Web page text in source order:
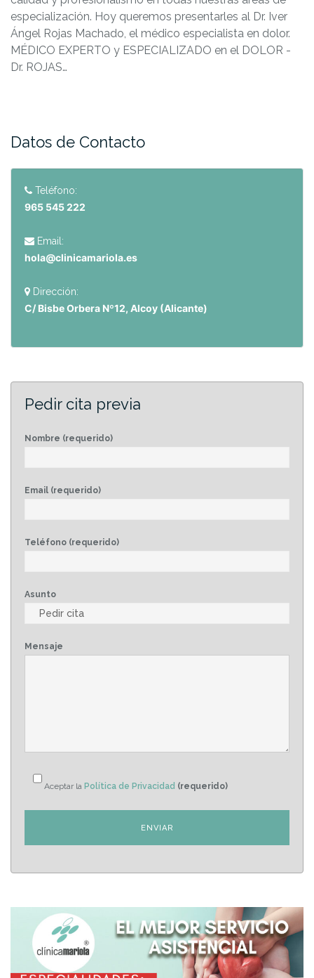
especialización. Hoy queremos presentarles al Dr. Iver
Ángel Rojas Machado, el médico especialista en dolor.
MÉDICO EXPERTO y ESPECIALIZADO en el DOLOR -
Dr. ROJAS…
Datos de Contacto
Teléfono:
965 545 222
Email:
hola@clinicamariola.es
Dirección:
C/ Bisbe Orbera Nº12, Alcoy (Alicante)
Pedir cita previa
Nombre (requerido)
Email (requerido)
Teléfono (requerido)
Asunto
Mensaje
Aceptar la Política de Privacidad (requerido)